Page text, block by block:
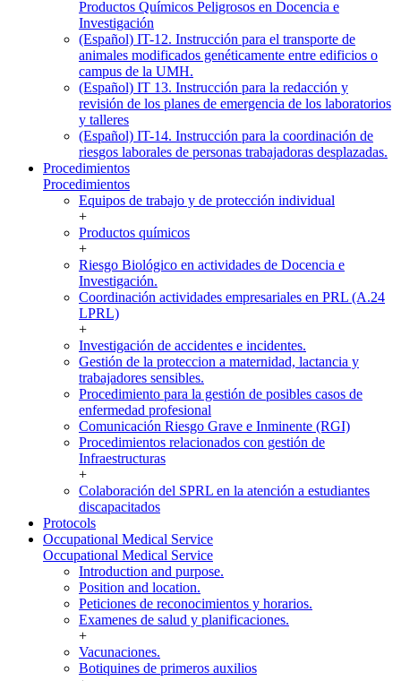
Productos Químicos Peligrosos en Docencia e
Investigación
(Español) IT-12. Instrucción para el transporte de
animales modificados genéticamente entre edificios o
campus de la UMH.
(Español) IT 13. Instrucción para la redacción y
revisión de los planes de emergencia de los laboratorios
y talleres
(Español) IT-14. Instrucción para la coordinación de
riesgos laborales de personas trabajadoras desplazadas.
Procedimientos
Procedimientos
Equipos de trabajo y de protección individual
+
Productos químicos
+
Riesgo Biológico en actividades de Docencia e
Investigación.
Coordinación actividades empresariales en PRL (A.24
LPRL)
+
Investigación de accidentes e incidentes.
Gestión de la proteccion a maternidad, lactancia y
trabajadores sensibles.
Procedimiento para la gestión de posibles casos de
enfermedad profesional
Comunicación Riesgo Grave e Inminente (RGI)
Procedimientos relacionados con gestión de
Infraestructuras
+
Colaboración del SPRL en la atención a estudiantes
discapacitados
Protocols
Occupational Medical Service
Occupational Medical Service
Introduction and purpose.
Position and location.
Peticiones de reconocimientos y horarios.
Examenes de salud y planificaciones.
+
Vacunaciones.
Botiquines de primeros auxilios